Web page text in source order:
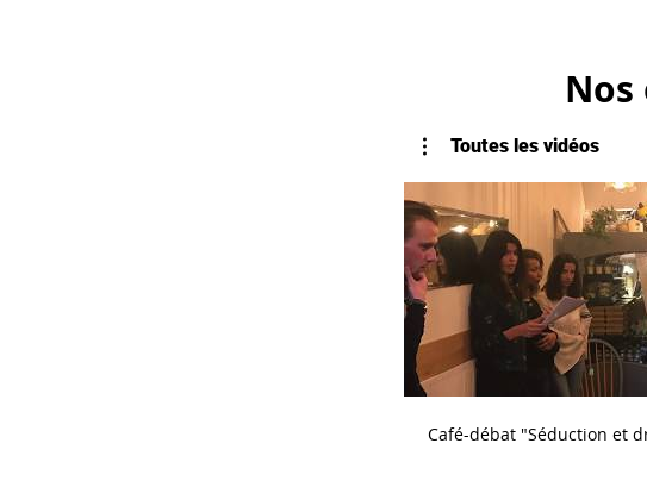
Toutes les vidéos
Café-débat "Séduction et